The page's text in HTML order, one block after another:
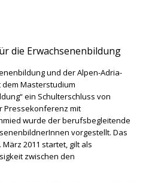
und der Alpen-Adria-
Masterstudium
ein Schulterschluss von
Pressekonferenz mit
wurde der berufsbegleitende
vorgestellt. Das
2011 startet, gilt als
zwischen den